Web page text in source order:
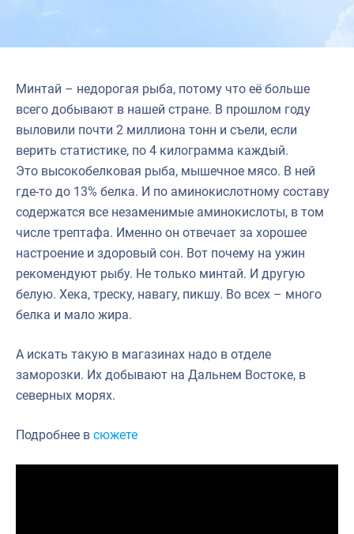
Минтай – недорогая рыба, потому что её больше
всего добывают в нашей стране. В прошлом году
выловили почти 2 миллиона тонн и съели, если
верить статистике, по 4 килограмма каждый.
Это высокобелковая рыба, мышечное мясо. В ней
где-то до 13% белка. И по аминокислотному составу
содержатся все незаменимые аминокислоты, в том
числе трептафа. Именно он отвечает за хорошее
настроение и здоровый сон. Вот почему на ужин
рекомендуют рыбу. Не только минтай. И другую
белую. Хека, треску, навагу, пикшу. Во всех – много
белка и мало жира.
А искать такую в магазинах надо в отделе
заморозки. Их добывают на Дальнем Востоке, в
северных морях.
Подробнее в сюжете